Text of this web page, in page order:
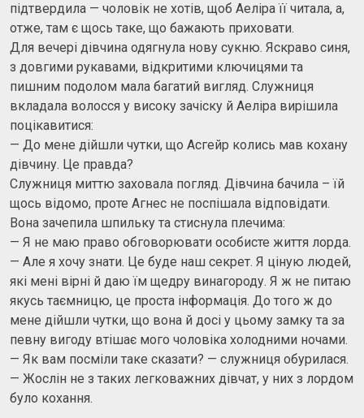
підтвердила — чоловік не хотів, щоб Аеліра її читала, а,
отже, там є щось таке, що бажають приховати.
Для вечері дівчина одягнула нову сукню. Яскраво синя,
з довгими рукавами, відкритими ключицями та
пишним подолом мала багатий вигляд. Служниця
вкладала волосся у високу зачіску й Аеліра вирішила
поцікавитися:
— До мене дійшли чутки, що Асгейр колись мав кохану
дівчину. Це правда?
Служниця миттю заховала погляд. Дівчина бачила – їй
щось відомо, проте Агнес не поспішала відповідати.
Вона зачепила шпильку та стиснула плечима:
— Я не маю право обговорювати особисте життя лорда.
— Але я хочу знати. Це буде наш секрет. Я ціную людей,
які мені вірні й даю їм щедру винагороду. Я ж не питаю
якусь таємницю, це проста інформація. До того ж до
мене дійшли чутки, що вона й досі у цьому замку та за
певну вигоду втішає мого чоловіка холодними ночами.
— Як вам посміли таке сказати? — служниця обурилася.
— Жослін не з таких легковажних дівчат, у них з лордом
було кохання.